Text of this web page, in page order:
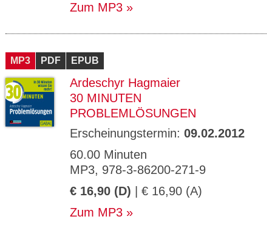
Zum MP3
MP3 PDF EPUB
Ardeschyr Hagmaier
30 MINUTEN
PROBLEMLÖSUNGEN
Erscheinungstermin: 09.02.2012
60.00 Minuten
MP3, 978-3-86200-271-9
€ 16,90 (D) | € 16,90 (A)
Zum MP3